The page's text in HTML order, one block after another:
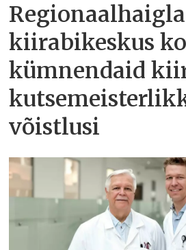
Regionaalhaigla
kiirabikeskus
kümnendaid
võistlusi